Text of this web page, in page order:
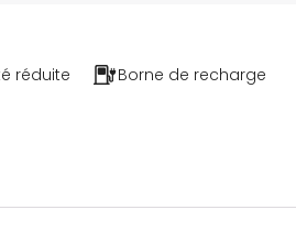
réduite Borne de recharge